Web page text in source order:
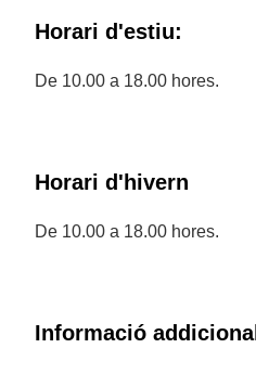
Horari d'estiu:
De 10.00 a 18.00 hores.
Horari d'hivern
De 10.00 a 18.00 hores.
Informació addicional